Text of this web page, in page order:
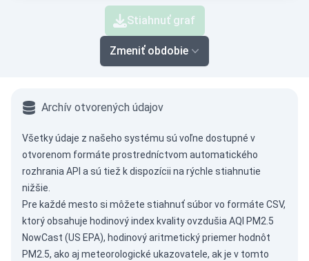
Stiahnuť graf
Zmeniť obdobie
Archív otvorených údajov
Všetky údaje z našeho systému sú voľne dostupné v
otvorenom formáte prostredníctvom automatického
rozhrania API a sú tiež k dispozícii na rýchle stiahnutie
nižšie.
Pre každé mesto si môžete stiahnuť súbor vo formáte CSV,
ktorý obsahuje hodinový index kvality ovzdušia AQI PM2.5
NowCast (US EPA), hodinový aritmetický priemer hodnôt
PM2.5, ako aj meteorologické ukazovatele, ak je v tomto